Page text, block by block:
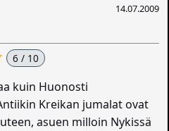
14.07.2009
6 / 10
kuin Huonosti
Kreikan jumalat ovat
asuen milloin Nykissä